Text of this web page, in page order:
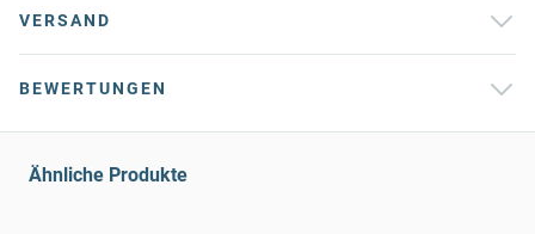
VERSAND
BEWERTUNGEN
Ähnliche Produkte